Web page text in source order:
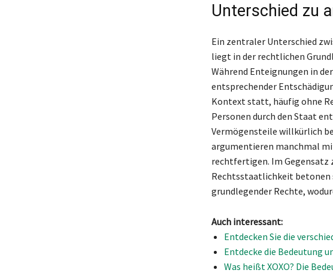
Unterschied zu
Ein zentraler Unterschied
liegt in der rechtlichen
Während Enteignungen in
entsprechender
Kontext statt, häufig ohne
Personen durch den Staat
Vermögensteile willkürlich
argumentieren manchmal
rechtfertigen. Im Gegensatz
Rechtsstaatlichkeit
grundlegender Rechte,
Auch interessant:
Entdecken Sie die
Entdecke die Bedeutung
Was heißt XOXO? Die